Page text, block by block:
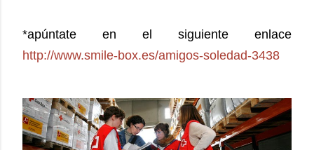
*apúntate en el siguiente enlace
http://www.smile-box.es/amigos-soledad-3438